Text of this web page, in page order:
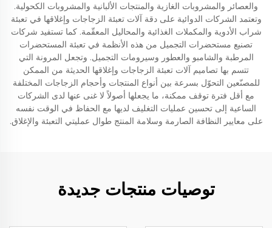
والعصائر والمشروبات الغازية والمنتجات الألبانية والمشروبات الكحولية.
وتعتمد الشركات الدوائية على دقة آلات تعبئة الزجاجات وإغلاقها في تعبئة
شراب الأدوية والمكملات الغذائية والمحاليل المعقّمة. كما تستفيد شركات
تصنيع مستحضرات التجميل من هذه الأنظمة في تعبئة المستحضرات
المرطبة والشامبو والعطور وسيرومات التجميل. وتجعل المرونة التي
تتسم بها تصاميم آلات تعبئة الزجاجات وإغلاقها الحديثة من الممكن
للمصنّعين التحوّل بسرعة بين أنواع المنتجات وأحجام الزجاجات المختلفة
مع أقل فترة توقف ممكنة، ما يجعلها أصولاً لا غنى عنها لدى الشركات
الساعية إلى تحسين عمليات التغليف لديها مع الحفاظ في الوقت نفسه
على معايير النظافة الصارمة وسلامة المنتج طوال عمليتي التعبئة والإغلاق.
توصيات منتجات جديدة